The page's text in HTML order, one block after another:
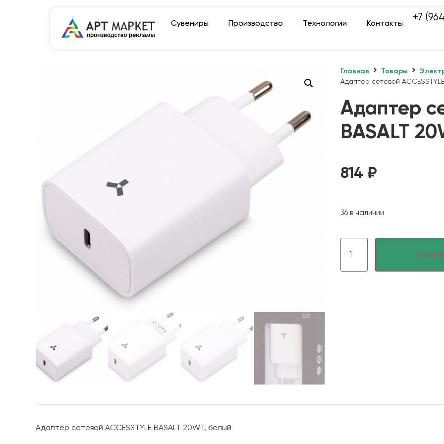
Сувениры Производство Технологии Контакты
+7
Главная Товары
Адаптер сетевой
Адаптер
BASALT
814 ₽
36 в наличии
В
Адаптер сетевой ACCESSTYLE BASALT 20WT, белый